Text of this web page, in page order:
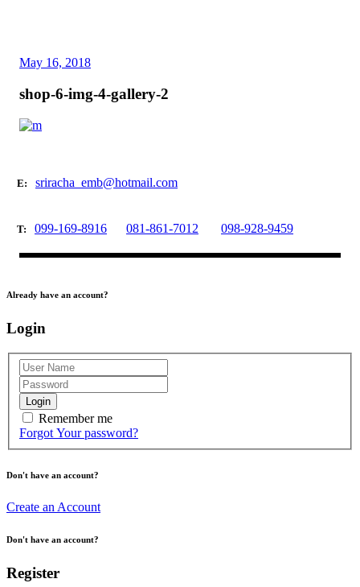
May 16, 2018
shop-6-img-4-gallery-2
E: sriracha_emb@hotmail.com
T: 099-169-8916 081-861-7012 098-928-9459
Already have an account?
Login
Login
Remember me
Forgot Your password?
Don't have an account?
Create an Account
Don't have an account?
Register